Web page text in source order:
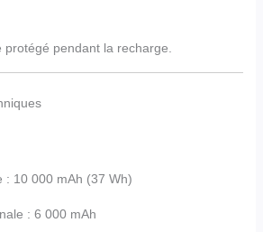
pendant la recharge.
: 10 000 mAh (37 Wh)
: 6 000 mAh